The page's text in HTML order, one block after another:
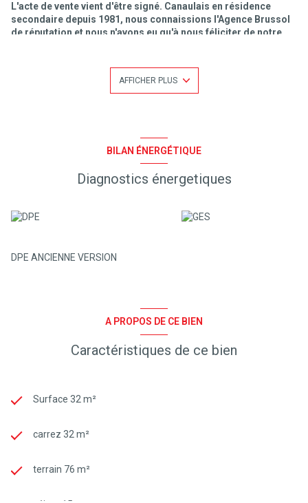
L'acte de vente vient d'être signé. Canaulais en résidence
secondaire depuis 1981, nous connaissions l'Agence Brussol
de réputation et nous n'avons eu qu'à nous féliciter de notre
Analyse Synthèse rapide et judicieux conseils.
AFFICHER PLUS
BILAN ÉNERGÉTIQUE
Diagnostics énergetiques
DPE ANCIENNE VERSION
A PROPOS DE CE BIEN
Caractéristiques de ce bien
Surface 32 m²
carrez 32 m²
terrain 76 m²